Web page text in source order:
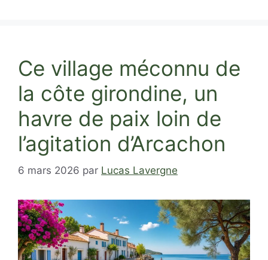
Ce village méconnu de
la côte girondine, un
havre de paix loin de
l’agitation d’Arcachon
6 mars 2026 par Lucas Lavergne